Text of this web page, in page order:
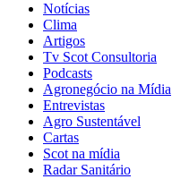
Notícias
Clima
Artigos
Tv Scot Consultoria
Podcasts
Agronegócio na Mídia
Entrevistas
Agro Sustentável
Cartas
Scot na mídia
Radar Sanitário